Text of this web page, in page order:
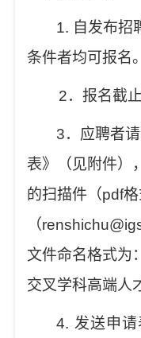
1. 自发布招
条件者均可报名。
2．报名截
3．应聘者
表》（见附件）
的扫描件（pdf
（
文件命名格式为
交叉学科高端人
4. 发送申